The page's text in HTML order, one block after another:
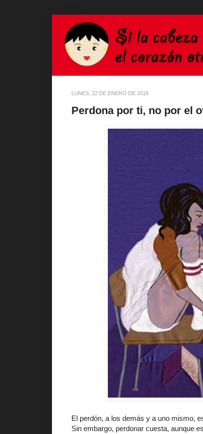
LUNES, 22 DE ENERO DE 2018
Perdona por ti, no por el
El perdón, a los demás y a uno mismo,
Sin embargo, perdonar cuesta, aunque